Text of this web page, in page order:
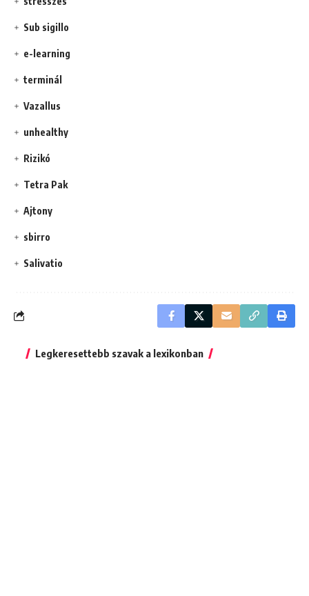
Sub sigillo
e-learning
terminál
Vazallus
unhealthy
Rizikó
Tetra Pak
Ajtony
sbirro
Salivatio
Legkeresettebb szavak a lexikonban